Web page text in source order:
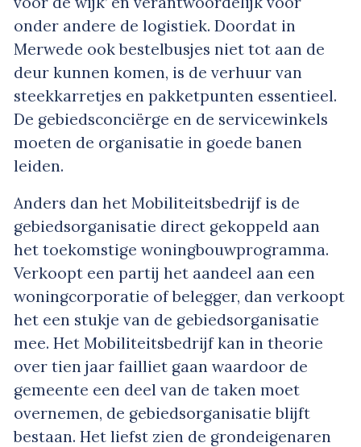
onder andere de logistiek. Doordat in
Merwede ook bestelbusjes niet tot aan de
deur kunnen komen, is de verhuur van
steekkarretjes en pakketpunten essentieel.
De gebiedsconciërge en de servicewinkels
moeten de organisatie in goede banen
leiden.
Anders dan het Mobiliteitsbedrijf is de
gebiedsorganisatie direct gekoppeld aan
het toekomstige woningbouwprogramma.
Verkoopt een partij het aandeel aan een
woningcorporatie of belegger, dan verkoopt
het een stukje van de gebiedsorganisatie
mee. Het Mobiliteitsbedrijf kan in theorie
over tien jaar failliet gaan waardoor de
gemeente een deel van de taken moet
overnemen, de gebiedsorganisatie blijft
bestaan. Het liefst zien de grondeigenaren